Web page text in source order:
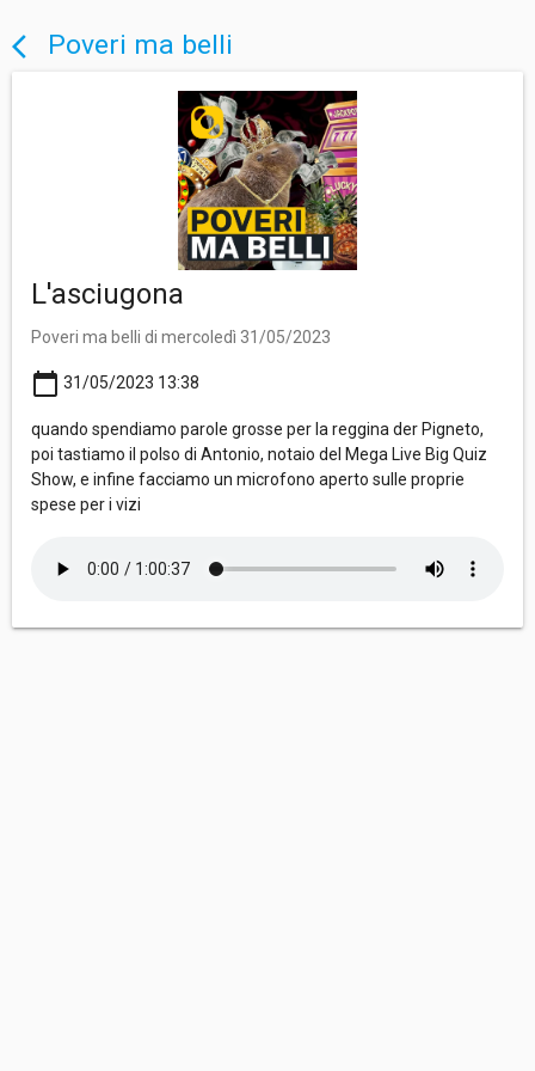
arrow_back_ios Poveri ma belli
L'asciugona
Poveri ma belli di mercoledì 31/05/2023
calendar_today 31/05/2023 13:38
quando spendiamo parole grosse per la reggina der Pigneto,
poi tastiamo il polso di Antonio, notaio del Mega Live Big Quiz
Show, e infine facciamo un microfono aperto sulle proprie
spese per i vizi